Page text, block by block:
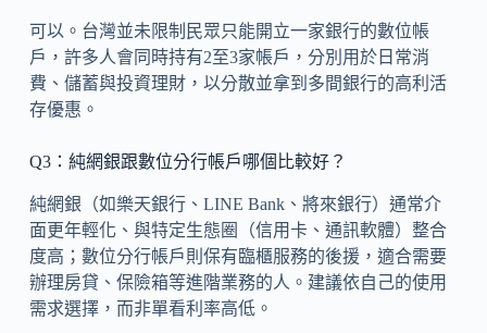
可以。台灣並未限制民眾只能開立一家銀行的數位帳
戶，許多人會同時持有2至3家帳戶，分別用於日常消
費、儲蓄與投資理財，以分散並拿到多間銀行的高利活
存優惠。
Q3：純網銀跟數位分行帳戶哪個比較好？
純網銀（如樂天銀行、LINE Bank、將來銀行）通常介
面更年輕化、與特定生態圈（信用卡、通訊軟體）整合
度高；數位分行帳戶則保有臨櫃服務的後援，適合需要
辦理房貸、保險箱等進階業務的人。建議依自己的使用
需求選擇，而非單看利率高低。